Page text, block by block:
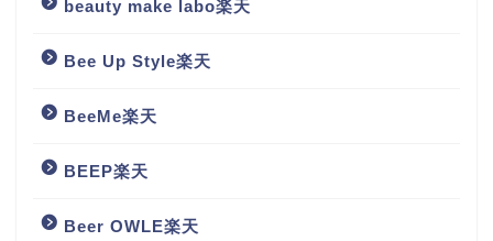
beauty make labo楽天
Bee Up Style楽天
BeeMe楽天
BEEP楽天
Beer OWLE楽天